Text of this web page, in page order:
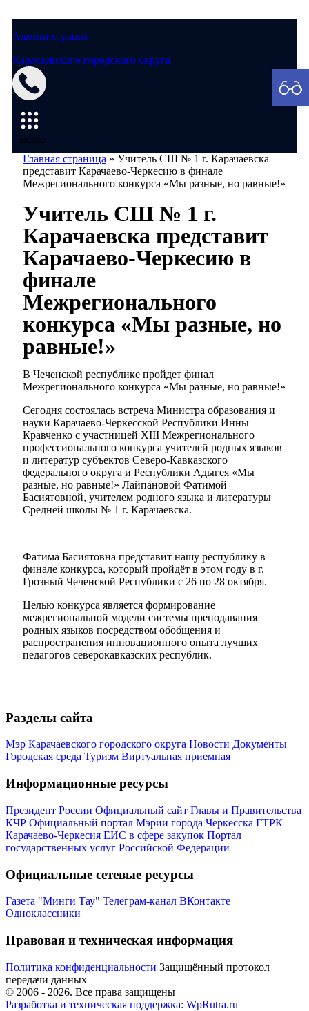
Администрация
Карачаевского городского округа
меню
Главная страница » Учитель СШ № 1 г. Карачаевска
представит Карачаево-Черкесию в финале
Межрегионального конкурса «Мы разные, но равные!»
Учитель СШ № 1 г.
Карачаевска представит
Карачаево-Черкесию в
финале
Межрегионального
конкурса «Мы разные, но
равные!»
В Чеченской республике пройдет финал
Межрегионального конкурса «Мы разные, но равные!»
Сегодня состоялась встреча Министра образования и
науки Карачаево-Черкесской Республики Инны
Кравченко с участницей XIII Межрегионального
профессионального конкурса учителей родных языков
и литератур субъектов Северо-Кавказского
федерального округа и Республики Адыгея «Мы
разные, но равные!» Лайпановой Фатимой
Басиятовной, учителем родного языка и литературы
Средней школы № 1 г. Карачаевска.
Фатима Басиятовна представит нашу республику в
финале конкурса, который пройдёт в этом году в г.
Грозный Чеченской Республики с 26 по 28 октября.
Целью конкурса является формирование
межрегиональной модели системы преподавания
родных языков посредством обобщения и
распространения инновационного опыта лучших
педагогов северокавказских республик.
Разделы сайта
Мэр Карачаевского городского округа Новости Документы
Городская среда Туризм Виртуальная приемная
Информационные ресурсы
Президент России Официальный сайт Главы и Правительства
КЧР Официальный портал Мэрии города Черкесска ГТРК
Карачаево-Черкесия ЕИС в сфере закупок Портал
государственных услуг Российской Федерации
Официальные сетевые ресурсы
Газета "Минги Тау" Телеграм-канал ВКонтакте
Одноклассники
Правовая и техническая информация
Политика конфиденциальности Защищённый протокол
передачи данных
© 2006 - 2026. Все права защищены
Разработка и техническая поддержка: WpRutra.ru
Мэрия
Мэр